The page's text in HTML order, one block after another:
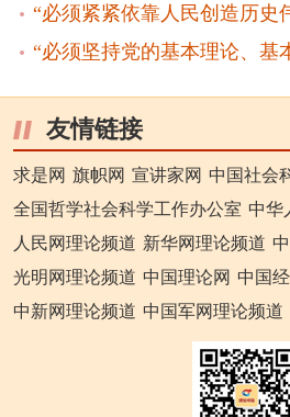
“必须紧紧依靠人民创造历
“必须坚持党的基本理论、基
友情链接
求是网 旗帜网 宣讲家网 中国社会
全国哲学社会科学工作办公室 中华
人民网理论频道 新华网理论频道
光明网理论频道 中国理论网 中国
中新网理论频道 中国军网理论频道